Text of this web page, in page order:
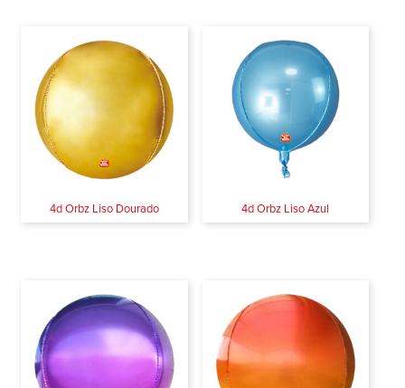
4d Orbz Liso Dourado 4d Orbz Liso Azul